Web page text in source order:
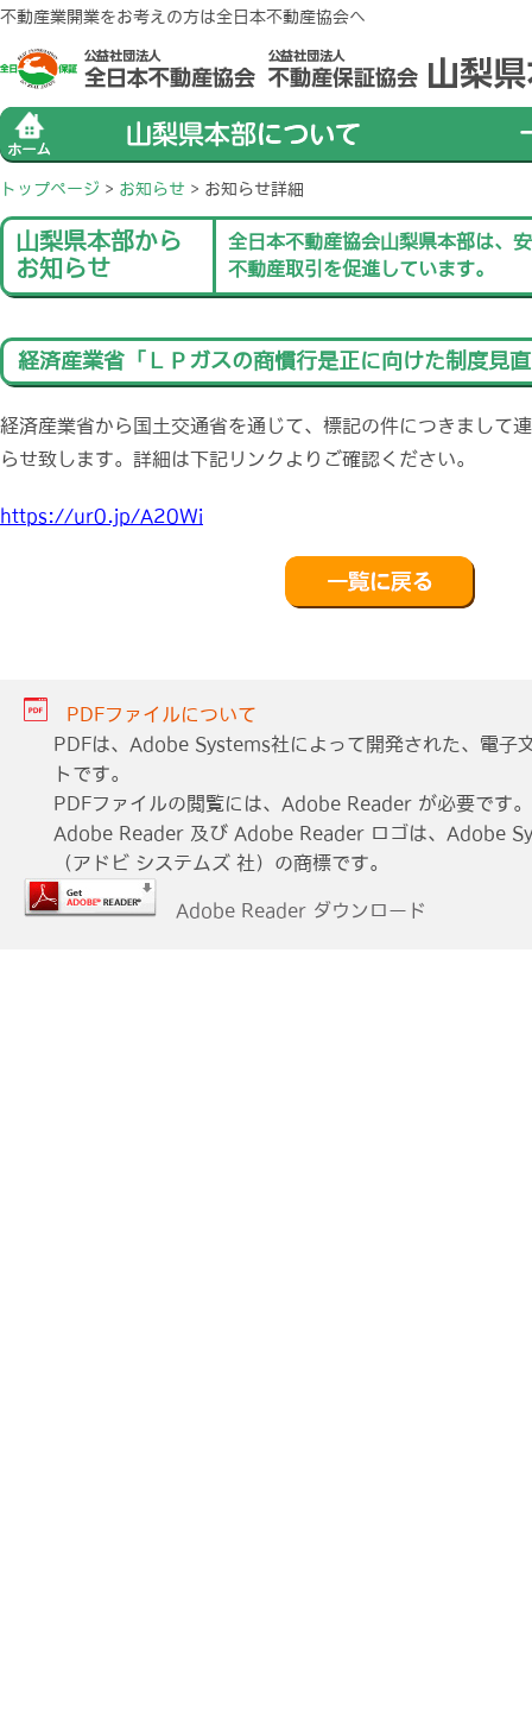
不動産業開業をお考えの方は全日本不動産協会へ
トップページ > お知らせ > お知らせ詳細
山梨県本部から
お知らせ
全日本不動産協会山梨県本部は、
不動産取引を促進しています。
経済産業省「ＬＰガスの商慣行是正に向けた制度見
経済産業省から国土交通省を通じて、標記の件につきまして
らせ致します。詳細は下記リンクよりご確認ください。
https://ur0.jp/A20Wi
PDFファイルについて
PDFは、Adobe Systems社によって開発された、電子
トです。
PDFファイルの閲覧には、Adobe Reader が必要です。
Adobe Reader 及び Adobe Reader ロゴは、Adobe
（アドビ システムズ 社）の商標です。
Adobe Reader ダウンロード